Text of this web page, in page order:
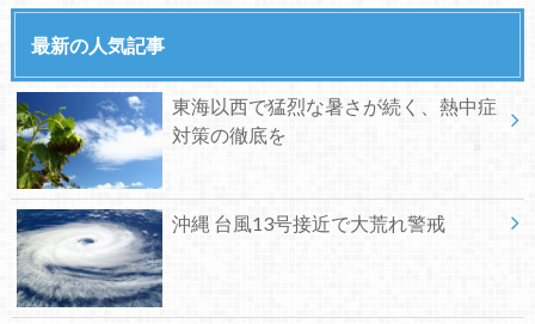
最新の人気記事
東海以西で猛烈な暑さが続く、熱中症
対策の徹底を
沖縄 台風13号接近で大荒れ警戒